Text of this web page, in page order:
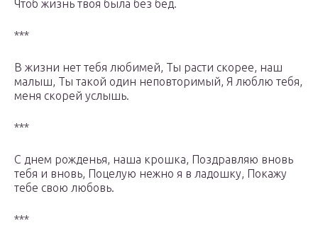
Чтоб жизнь твоя была без бед.
***
В жизни нет тебя любимей, Ты расти скорее, наш
малыш, Ты такой один неповторимый, Я люблю тебя,
меня скорей услышь.
***
С днем рожденья, наша крошка, Поздравляю вновь
тебя и вновь, Поцелую нежно я в ладошку, Покажу
тебе свою любовь.
***